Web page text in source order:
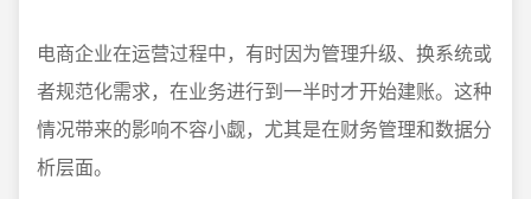
电商企业在运营过程中，有时因为管理升级、换系统或
者规范化需求，在业务进行到一半时才开始建账。这种
情况带来的影响不容小觑，尤其是在财务管理和数据分
析层面。